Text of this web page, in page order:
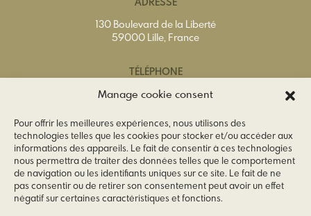
Manage cookie consent
Pour offrir les meilleures expériences, nous utilisons des
technologies telles que les cookies pour stocker et/ou accéder aux
informations des appareils. Le fait de consentir à ces technologies
nous permettra de traiter des données telles que le comportement
de navigation ou les identifiants uniques sur ce site. Le fait de ne
pas consentir ou de retirer son consentement peut avoir un effet
négatif sur certaines caractéristiques et fonctions.
130 Boulevard de la Liberté
59000 Lille, France
TÉLÉPHONE
Tél.+33(0)3 20 74 65 40
EMAIL
info@ccfbl.fr
SUIVEZ-NOUS